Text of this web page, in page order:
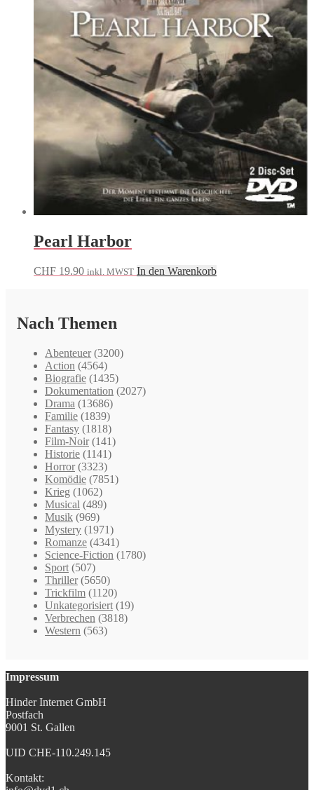
Pearl Harbor
CHF 19.90 inkl. MWST In den Warenkorb
Nach Themen
Abenteuer (3200)
Action (4564)
Biografie (1435)
Dokumentation (2027)
Drama (13686)
Familie (1839)
Fantasy (1818)
Film-Noir (141)
Historie (1141)
Horror (3323)
Komödie (7851)
Krieg (1062)
Musical (489)
Musik (969)
Mystery (1971)
Romanze (4341)
Science-Fiction (1780)
Sport (507)
Thriller (5650)
Trickfilm (1120)
Unkategorisiert (19)
Verbrechen (3818)
Western (563)
Impressum
Hinder Internet GmbH
Postfach
9001 St. Gallen
UID CHE-110.249.145
Kontakt: